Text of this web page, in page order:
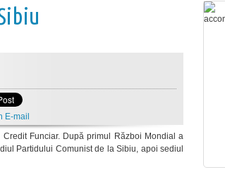
E-mail
Funciar. După primul Război Mondial a
Partidului Comunist de la Sibiu, apoi sediul